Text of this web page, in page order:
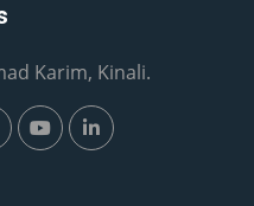
Karim, Kinali.